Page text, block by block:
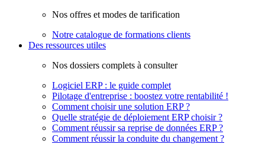
Nos offres et modes de tarification
Notre catalogue de formations clients
Des ressources utiles
Nos dossiers complets à consulter
Logiciel ERP : le guide complet
Pilotage d'entreprise : boostez votre rentabilité !
Comment choisir une solution ERP ?
Quelle stratégie de déploiement ERP choisir ?
Comment réussir sa reprise de données ERP ?
Comment réussir la conduite du changement ?